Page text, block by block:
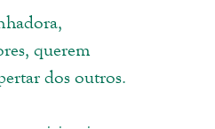
querem
dos outros.